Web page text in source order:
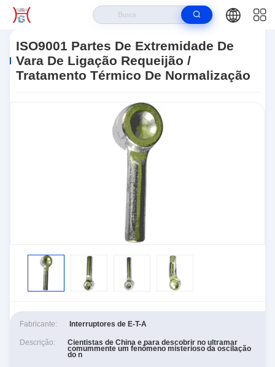
Extremidade De Vara De Ligação Requeijão / Tratamento Térmico De
Normalização
ISO9001 Partes De Extremidade De
Vara De Ligação Requeijão /
Tratamento Térmico De Normalização
Fabricante: Interruptores de E-T-A
Descrição: Cientistas de China e para descobrir no ultramar
comummente um fenômeno misterioso da oscilação
do n